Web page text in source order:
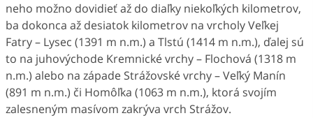
neho možno dovidieť až do diaľky niekoľkých kilometrov,
ba dokonca až desiatok kilometrov na vrcholy Veľkej
Fatry – Lysec (1391 m n.m.) a Tlstú (1414 m n.m.), ďalej sú
to na juhovýchode Kremnické vrchy – Flochová (1318 m
n.m.) alebo na západe Strážovské vrchy – Veľký Manín
(891 m n.m.) či Homôľka (1063 m n.m.), ktorá svojím
zalesneným masívom zakrýva vrch Strážov.